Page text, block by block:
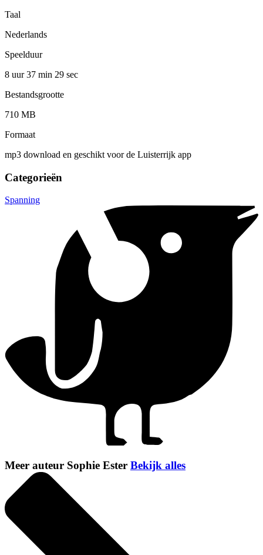
Taal
Nederlands
Speelduur
8 uur 37 min 29 sec
Bestandsgrootte
710 MB
Formaat
mp3 download en geschikt voor de Luisterrijk app
Categorieën
Spanning
Meer auteur Sophie Ester Bekijk alles